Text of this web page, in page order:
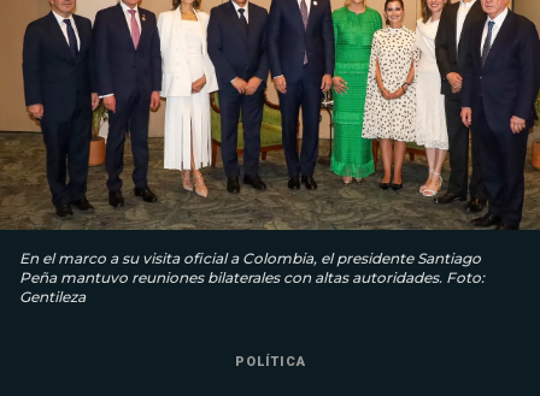
En el marco a su visita oficial a Colombia, el presidente Santiago
Peña mantuvo reuniones bilaterales con altas autoridades. Foto:
Gentileza
POLÍTICA